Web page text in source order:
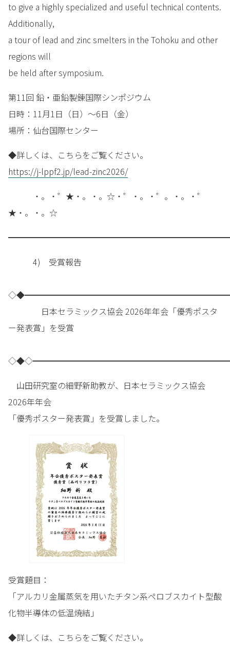
to give a highly specialized and useful technical contents.
Additionally,
a tour of lead and zinc smelters in the Tohoku and other
regions will
be held after symposium.
第11回 鉛・亜鉛製錬国際シンポジウム
日時：11月1日（日）～6日（金）
場所：仙台国際センター
◆詳しくは、こちらをご覧ください。
https://j-lppf2.jp/lead-zinc2026/
・。・゜★・。・。☆・゜・。・゜。・。・゜
★・。・。☆
4) 受賞報告
日本セラミックス協会 2026年年会「優秀ポスタ
ー発表賞」を受賞
山田研究室の細野新助教が、日本セラミックス協会
2026年年会
「優秀ポスター発表賞」を受賞しました。
受賞題目：
「アルカリ金属蒸気を用いたチタン系ペロブスカイト型酸
化物半導体の低温焼結」
◆詳しくは、こちらをご覧ください。